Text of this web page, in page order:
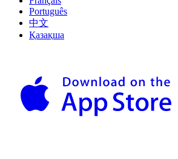
Português
中文
Қазақша